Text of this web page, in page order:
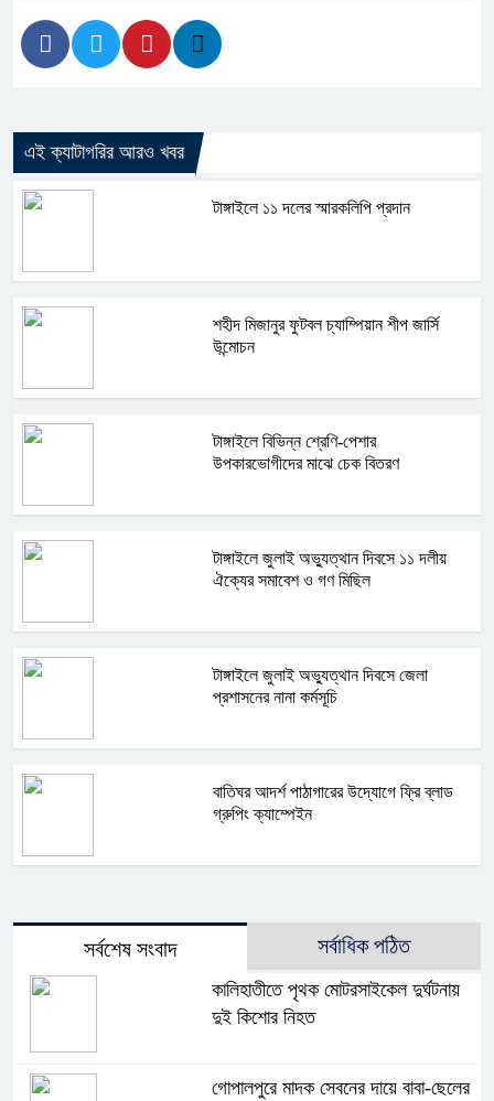
এই ক্যাটাগরির আরও খবর
টাঙ্গাইলে ১১ দলের স্মারকলিপি প্রদান
শহীদ মিজানুর ফুটবল চ্যাম্পিয়ান শীপ জার্সি
উন্মোচন
টাঙ্গাইলে বিভিন্ন শ্রেণি-পেশার
উপকারভোগীদের মাঝে চেক বিতরণ
টাঙ্গাইলে জুলাই অভ্যুত্থান দিবসে ১১ দলীয়
ঐক্যের সমাবেশ ও গণ মিছিল
টাঙ্গাইলে জুলাই অভ্যুত্থান দিবসে জেলা
প্রশাসনের নানা কর্মসূচি
বাতিঘর আদর্শ পাঠাগারের উদ্যোগে ফ্রি ব্লাড
গ্রুপিং ক্যাম্পেইন
সর্বশেষ সংবাদ সর্বাধিক পঠিত
কালিহাতীতে পৃথক মোটরসাইকেল দুর্ঘটনায়
দুই কিশোর নিহত
গোপালপুরে মাদক সেবনের দায়ে বাবা-ছেলের